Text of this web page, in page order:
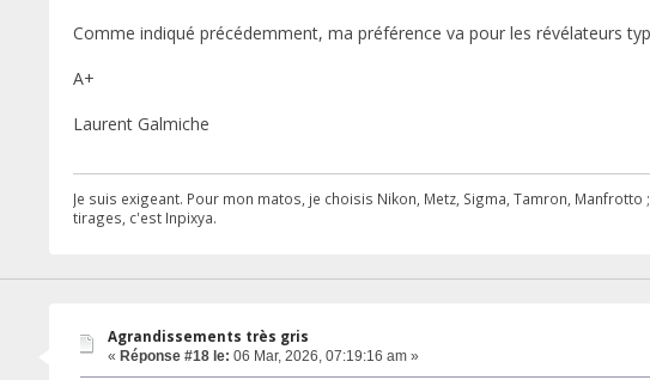
Comme indiqué précédemment, ma préférence va pour les révélateurs
A+
Laurent Galmiche
Je suis exigeant. Pour mon matos, je choisis Nikon, Metz, Sigma, Tamron,
tirages, c'est Inpixya.
Agrandissements très gris
« Réponse #18 le: 06 Mar, 2026, 07:19:16 am »